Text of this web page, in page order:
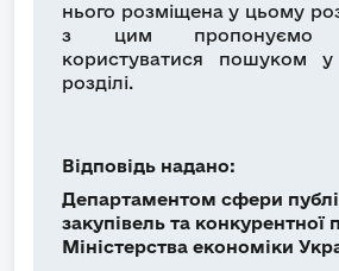
нього розміщена у цьому
з цим пропонуємо
користуватися пошуком у
розділі.
Відповідь надано:
Департаментом сфери
закупівель та конкурентної
Міністерства економіки